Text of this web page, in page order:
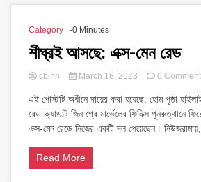
Category -0 Minutes
শীঘ্রই আসছে: এক্স-মেন রেড
cblhn March 18, 2023 0 Comment
এই পোস্টটি অধীনে দায়ের করা হয়েছে: হোম পৃষ্ঠা
রেড অ্যাডাল্ট জিন গ্রে মার্ভেলের ফিনিক্স পুনরুত্থানে
এক্স-মেন রেডে নিজের একটি দল পেয়েছেন। নিউজরামায়,
Read More